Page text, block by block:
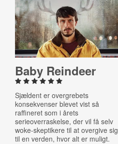
Baby Reindeer
Sjældent er overgrebets
konsekvenser blevet vist så
raffineret som i årets
serieoverraskelse, der vil få selv
woke-skeptikere til at overgive sig
til en verden, hvor alt er muligt.